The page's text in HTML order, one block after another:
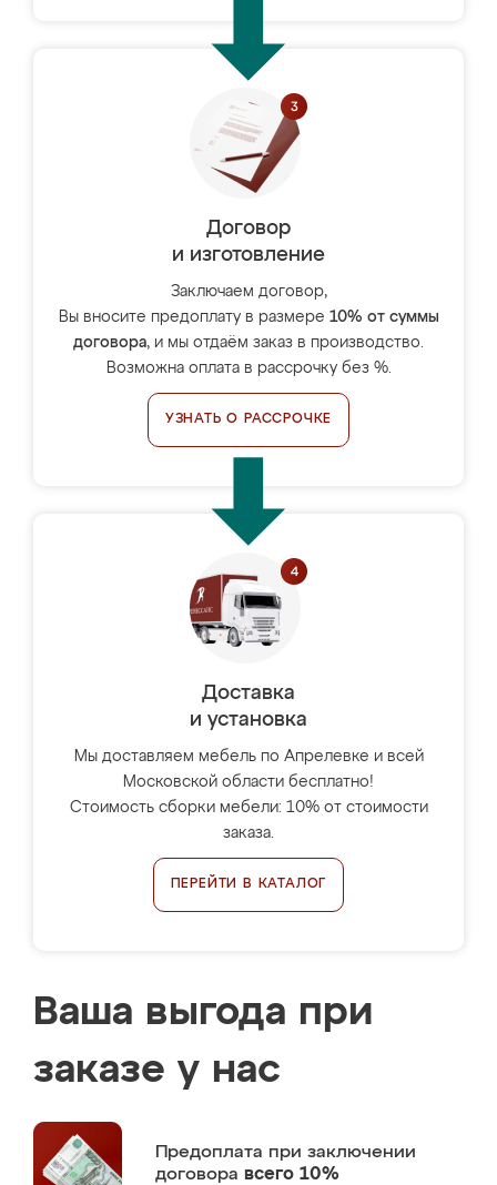
Договор
и изготовление
Заключаем договор,
Вы вносите предоплату в размере 10% от суммы
договора, и мы отдаём заказ в производство.
Возможна оплата в рассрочку без %.
УЗНАТЬ О РАССРОЧКЕ
Доставка
и установка
Мы доставляем мебель по Апрелевке и всей
Московской области бесплатно!
Стоимость сборки мебели: 10% от стоимости
заказа.
ПЕРЕЙТИ В КАТАЛОГ
Ваша выгода при
заказе у нас
Предоплата при заключении
договора всего 10%